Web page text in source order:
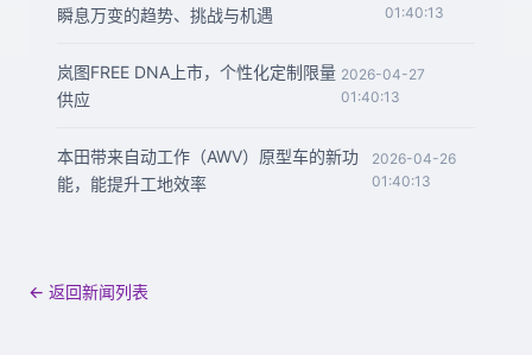
瞬息万变的趋势、挑战与机遇
01:40:13
岚图FREE DNA上市，个性化定制限量
供应
2026-04-27
01:40:13
本田带来自动工作（AWV）原型车的新功
能，能提升工地效率
2026-04-26
01:40:13
← 返回新闻列表